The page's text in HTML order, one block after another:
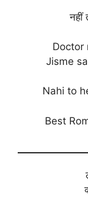
नहीं
Doctor
Jisme
Nahi to
Best